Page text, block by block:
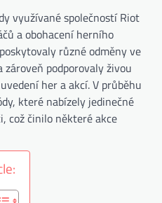
využívané společností Riot
a obohacení herního
různé odměny ve
podporovaly živou
her a akcí. V průběhu
které nabízely jedinečné
což činilo některé akce